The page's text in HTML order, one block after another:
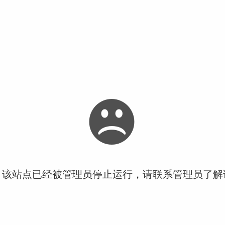
站点已经被管理员停止运行，请联系管理员了